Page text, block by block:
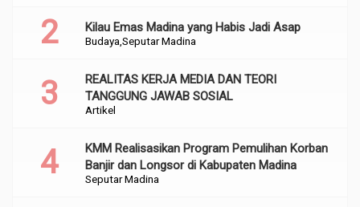
Budaya Seputar Madina
Kilau Emas Madina yang Habis Jadi Asap
Artikel
REALITAS KERJA MEDIA DAN TEORI
TANGGUNG JAWAB SOSIAL
Seputar Madina
KMM Realisasikan Program Pemulihan Korban
Banjir dan Longsor di Kabupaten Madina